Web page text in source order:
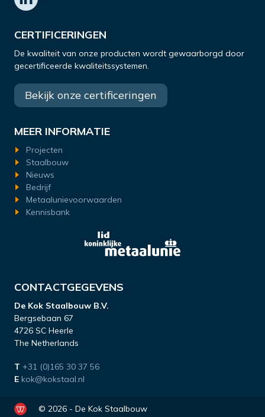
CERTIFICERINGEN
De kwaliteit van onze producten wordt gewaarborgd door
gecertificeerde kwaliteitssystemen.
Bekijk onze certificeringen
MEER INFORMATIE
Projecten
Staalbouw
Nieuws
Bedrijf
Metaalunievoorwaarden
Kennisbank
CONTACTGEGEVENS
De Kok Staalbouw B.V.
Bergsebaan 67
4726 SC Heerle
The Netherlands
T +31 (0)165 30 37 56
E kok@kokstaal.nl
© 2026 - De Kok Staalbouw